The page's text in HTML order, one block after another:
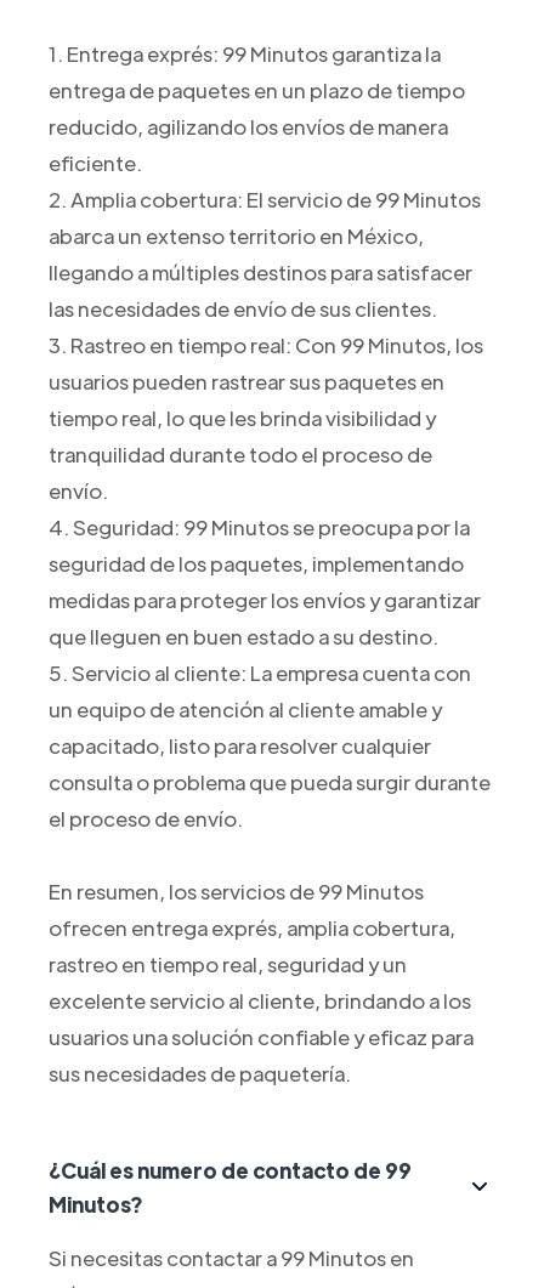
1. Entrega exprés: 99 Minutos garantiza la
entrega de paquetes en un plazo de tiempo
reducido, agilizando los envíos de manera
eficiente.
2. Amplia cobertura: El servicio de 99 Minutos
abarca un extenso territorio en México,
llegando a múltiples destinos para satisfacer
las necesidades de envío de sus clientes.
3. Rastreo en tiempo real: Con 99 Minutos, los
usuarios pueden rastrear sus paquetes en
tiempo real, lo que les brinda visibilidad y
tranquilidad durante todo el proceso de
envío.
4. Seguridad: 99 Minutos se preocupa por la
seguridad de los paquetes, implementando
medidas para proteger los envíos y garantizar
que lleguen en buen estado a su destino.
5. Servicio al cliente: La empresa cuenta con
un equipo de atención al cliente amable y
capacitado, listo para resolver cualquier
consulta o problema que pueda surgir durante
el proceso de envío.
En resumen, los servicios de 99 Minutos
ofrecen entrega exprés, amplia cobertura,
rastreo en tiempo real, seguridad y un
excelente servicio al cliente, brindando a los
usuarios una solución confiable y eficaz para
sus necesidades de paquetería.
¿Cuál es numero de contacto de 99
Minutos?
Si necesitas contactar a 99 Minutos en